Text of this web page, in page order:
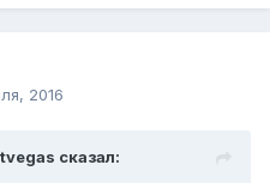
2016
сказал: